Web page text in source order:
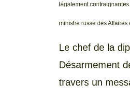
légalement
ministre russe des Affaires
Le chef de la
Désarmement
travers un